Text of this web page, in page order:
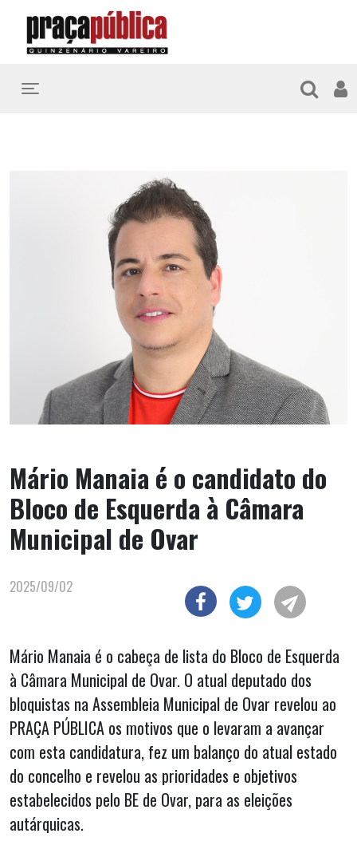
Toggle navigation
Mário Manaia é o candidato do
Bloco de Esquerda à Câmara
Municipal de Ovar
2025/09/02
Mário Manaia é o cabeça de lista do Bloco de Esquerda
à Câmara Municipal de Ovar. O atual deputado dos
bloquistas na Assembleia Municipal de Ovar revelou ao
PRAÇA PÚBLICA os motivos que o levaram a avançar
com esta candidatura, fez um balanço do atual estado
do concelho e revelou as prioridades e objetivos
estabelecidos pelo BE de Ovar, para as eleições
autárquicas.